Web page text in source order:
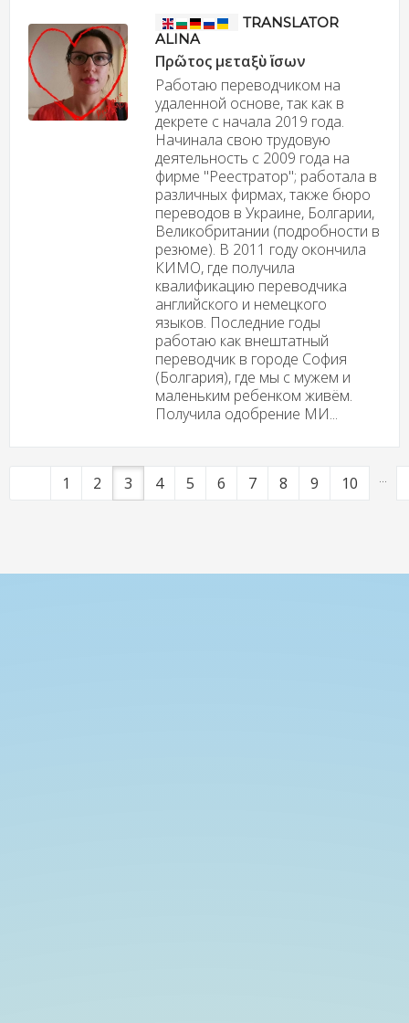
TRANSLATOR
ALINA
Πρῶτος μεταξὺ ἴσων
Работаю переводчиком на
удаленной основе, так как в
декрете с начала 2019 года.
Начинала свою трудовую
деятельность с 2009 года на
фирме "Реестратор"; работала в
различных фирмах, также бюро
переводов в Украине, Болгарии,
Великобритании (подробности в
резюме). В 2011 году окончила
КИМО, где получила
квалификацию переводчика
английского и немецкого
языков. Последние годы
работаю как внештатный
переводчик в городе София
(Болгария), где мы с мужем и
маленьким ребенком живём.
Получила одобрение МИ...
1 2 3 4 5 6 7 8 9 10 ...